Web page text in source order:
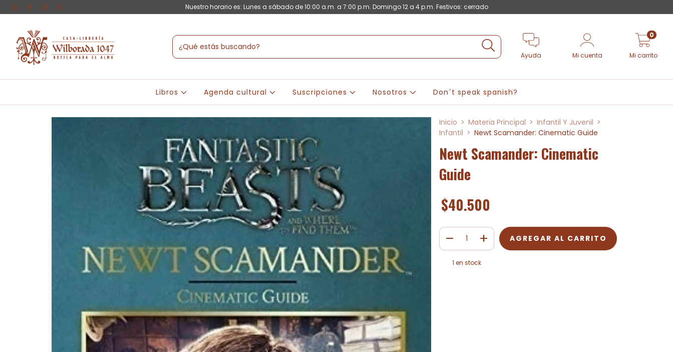
Nuestro horario es: Lunes a sábado de 10:00 a.m. a 7:00 p.m. Domingo 12 a 4 p.m. Festivos: cerrado
Ayuda Mi cuenta Mi carrito
0
Libros Agenda cultural Suscripciones Nosotros Don´t speak spanish?
Inicio > Materia Principal > Infantil Y Juvenil >
Infantil > Newt Scamander: Cinematic Guide
Newt Scamander: Cinematic
Guide
$40.500
1 en stock